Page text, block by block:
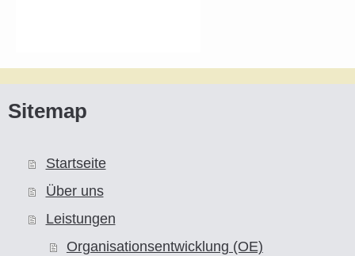
Sitemap
Startseite
Über uns
Leistungen
Organisationsentwicklung (OE)